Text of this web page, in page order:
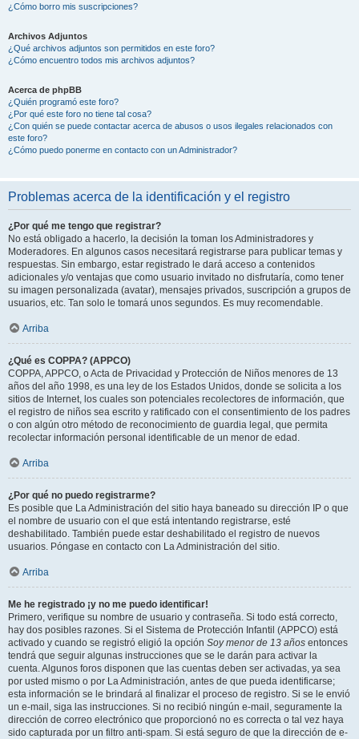
¿Cómo borro mis suscripciones?
Archivos Adjuntos
¿Qué archivos adjuntos son permitidos en este foro?
¿Cómo encuentro todos mis archivos adjuntos?
Acerca de phpBB
¿Quién programó este foro?
¿Por qué este foro no tiene tal cosa?
¿Con quién se puede contactar acerca de abusos o usos ilegales relacionados con
este foro?
¿Cómo puedo ponerme en contacto con un Administrador?
Problemas acerca de la identificación y el registro
¿Por qué me tengo que registrar?
No está obligado a hacerlo, la decisión la toman los Administradores y
Moderadores. En algunos casos necesitará registrarse para publicar temas y
respuestas. Sin embargo, estar registrado le dará acceso a contenidos
adicionales y/o ventajas que como usuario invitado no disfrutaría, como tener
su imagen personalizada (avatar), mensajes privados, suscripción a grupos de
usuarios, etc. Tan solo le tomará unos segundos. Es muy recomendable.
Arriba
¿Qué es COPPA? (APPCO)
COPPA, APPCO, o Acta de Privacidad y Protección de Niños menores de 13
años del año 1998, es una ley de los Estados Unidos, donde se solicita a los
sitios de Internet, los cuales son potenciales recolectores de información, que
el registro de niños sea escrito y ratificado con el consentimiento de los padres
o con algún otro método de reconocimiento de guardia legal, que permita
recolectar información personal identificable de un menor de edad.
Arriba
¿Por qué no puedo registrarme?
Es posible que La Administración del sitio haya baneado su dirección IP o que
el nombre de usuario con el que está intentando registrarse, esté
deshabilitado. También puede estar deshabilitado el registro de nuevos
usuarios. Póngase en contacto con La Administración del sitio.
Arriba
Me he registrado ¡y no me puedo identificar!
Primero, verifique su nombre de usuario y contraseña. Si todo está correcto,
hay dos posibles razones. Si el Sistema de Protección Infantil (APPCO) está
activado y cuando se registró eligió la opción Soy menor de 13 años entonces
tendrá que seguir algunas instrucciones que se le darán para activar la
cuenta. Algunos foros disponen que las cuentas deben ser activadas, ya sea
por usted mismo o por La Administración, antes de que pueda identificarse;
esta información se le brindará al finalizar el proceso de registro. Si se le envió
un e-mail, siga las instrucciones. Si no recibió ningún e-mail, seguramente la
dirección de correo electrónico que proporcionó no es correcta o tal vez haya
sido capturada por un filtro anti-spam. Si está seguro de que la dirección de e-